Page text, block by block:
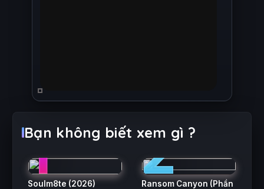
Bạn không biết xem gì ?
1
Soulm8te (2026) 2
Ransom Canyon (Phần